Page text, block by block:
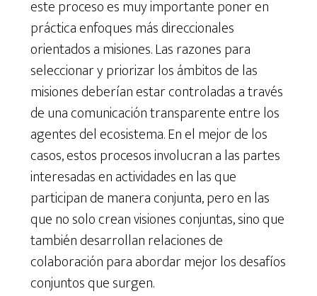
este proceso es muy importante poner en
práctica enfoques más direccionales
orientados a misiones. Las razones para
seleccionar y priorizar los ámbitos de las
misiones deberían estar controladas a través
de una comunicación transparente entre los
agentes del ecosistema. En el mejor de los
casos, estos procesos involucran a las partes
interesadas en actividades en las que
participan de manera conjunta, pero en las
que no solo crean visiones conjuntas, sino que
también desarrollan relaciones de
colaboración para abordar mejor los desafíos
conjuntos que surgen.